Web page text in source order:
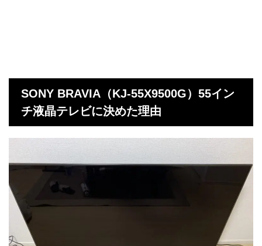
SONY BRAVIA（KJ-55X9500G）55イン
チ液晶テレビに決めた理由